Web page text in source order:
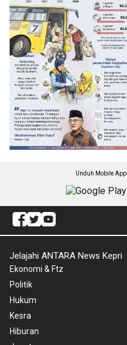
Unduh Mobile
Jelajahi ANTARA News Kepri
Ekonomi & Ftz
Politik
Hukum
Kesra
Hiburan